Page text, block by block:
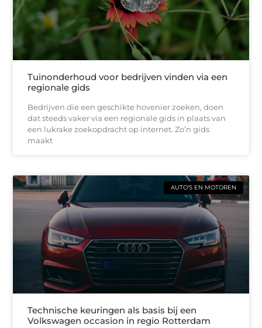
Tuinonderhoud voor bedrijven vinden via een
regionale gids
Bedrijven die een geschikte hovenier zoeken, doen
dat steeds vaker via een regionale gids in plaats van
een lukrake zoekopdracht op internet. Zo’n gids
maakt
AUTO'S EN MOTOREN
Technische keuringen als basis bij een
Volkswagen occasion in regio Rotterdam